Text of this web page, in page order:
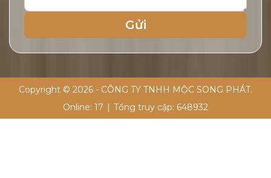
Copyright © 2026 - CÔNG TY TNHH MỘC SONG PHÁT.
Online: 17 | Tổng truy cập: 648932